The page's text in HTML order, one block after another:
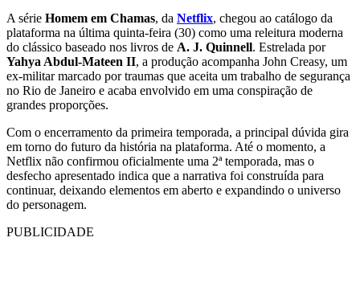
A série Homem em Chamas, da Netflix, chegou ao catálogo da
plataforma na última quinta-feira (30) como uma releitura moderna
do clássico baseado nos livros de A. J. Quinnell. Estrelada por
Yahya Abdul-Mateen II, a produção acompanha John Creasy, um
ex-militar marcado por traumas que aceita um trabalho de segurança
no Rio de Janeiro e acaba envolvido em uma conspiração de
grandes proporções.
Com o encerramento da primeira temporada, a principal dúvida gira
em torno do futuro da história na plataforma. Até o momento, a
Netflix não confirmou oficialmente uma 2ª temporada, mas o
desfecho apresentado indica que a narrativa foi construída para
continuar, deixando elementos em aberto e expandindo o universo
do personagem.
PUBLICIDADE